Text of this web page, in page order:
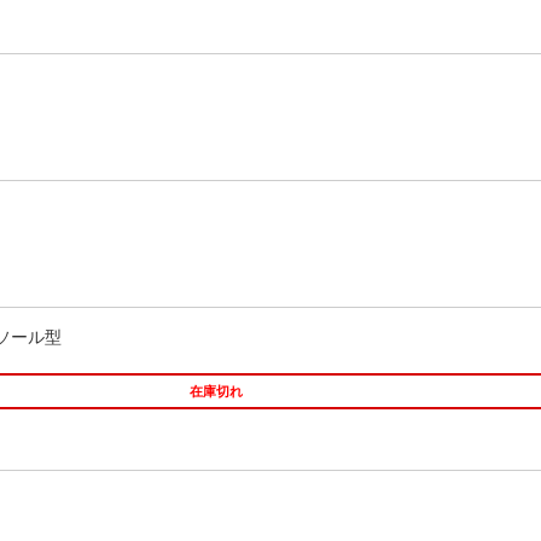
ール型
在庫切れ